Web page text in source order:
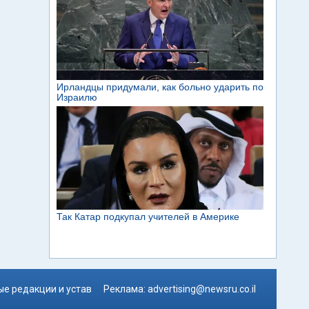
редакции и устав Реклама: advertising@newsru.co.il